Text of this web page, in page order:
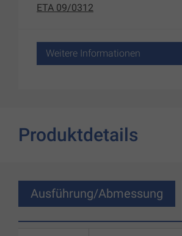
ETA 09/0312
Weitere Informationen
Produktdetails
Ausführung/Abmessung